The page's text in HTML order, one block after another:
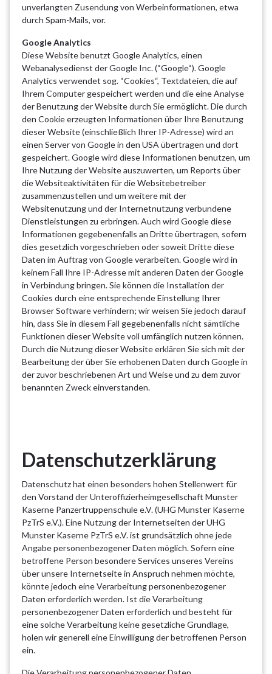
unverlangten Zusendung von Werbeinformationen, etwa
durch Spam-Mails, vor.
Google Analytics
Diese Website benutzt Google Analytics, einen
Webanalysedienst der Google Inc. (“Google“). Google
Analytics verwendet sog. “Cookies“, Textdateien, die auf
Ihrem Computer gespeichert werden und die eine Analyse
der Benutzung der Website durch Sie ermöglicht. Die durch
den Cookie erzeugten Informationen über Ihre Benutzung
dieser Website (einschließlich Ihrer IP-Adresse) wird an
einen Server von Google in den USA übertragen und dort
gespeichert. Google wird diese Informationen benutzen, um
Ihre Nutzung der Website auszuwerten, um Reports über
die Websiteaktivitäten für die Websitebetreiber
zusammenzustellen und um weitere mit der
Websitenutzung und der Internetnutzung verbundene
Dienstleistungen zu erbringen. Auch wird Google diese
Informationen gegebenenfalls an Dritte übertragen, sofern
dies gesetzlich vorgeschrieben oder soweit Dritte diese
Daten im Auftrag von Google verarbeiten. Google wird in
keinem Fall Ihre IP-Adresse mit anderen Daten der Google
in Verbindung bringen. Sie können die Installation der
Cookies durch eine entsprechende Einstellung Ihrer
Browser Software verhindern; wir weisen Sie jedoch darauf
hin, dass Sie in diesem Fall gegebenenfalls nicht sämtliche
Funktionen dieser Website voll umfänglich nutzen können.
Durch die Nutzung dieser Website erklären Sie sich mit der
Bearbeitung der über Sie erhobenen Daten durch Google in
der zuvor beschriebenen Art und Weise und zu dem zuvor
benannten Zweck einverstanden.
Datenschutzerklärung
Datenschutz hat einen besonders hohen Stellenwert für
den Vorstand der Unteroffizierheimgesellschaft Munster
Kaserne Panzertruppenschule e.V. (UHG Munster Kaserne
PzTrS e.V.). Eine Nutzung der Internetseiten der UHG
Munster Kaserne PzTrS e.V. ist grundsätzlich ohne jede
Angabe personenbezogener Daten möglich. Sofern eine
betroffene Person besondere Services unseres Vereins
über unsere Internetseite in Anspruch nehmen möchte,
könnte jedoch eine Verarbeitung personenbezogener
Daten erforderlich werden. Ist die Verarbeitung
personenbezogener Daten erforderlich und besteht für
eine solche Verarbeitung keine gesetzliche Grundlage,
holen wir generell eine Einwilligung der betroffenen Person
ein.